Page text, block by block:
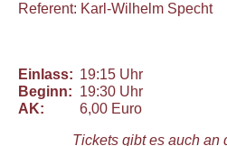
Referent: Karl-Wilhelm Specht
Einlass: 19:15 Uhr
Beginn: 19:30 Uhr
AK:
6,00 Euro
Tickets gibt es auch an